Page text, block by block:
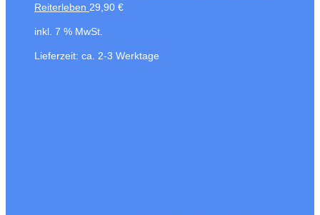
Reiterleben 29,90 €
inkl. 7 % MwSt.
Lieferzeit: ca. 2-3 Werktage